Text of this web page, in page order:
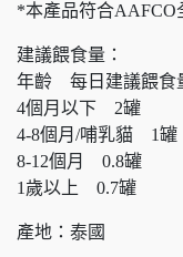
*本產品符合AAFCO
建議餵食量：
年齡 每日建議餵食
4個月以下 2罐
4-8個月/哺乳貓 1罐
8-12個月 0.8罐
1歲以上 0.7罐
產地：泰國